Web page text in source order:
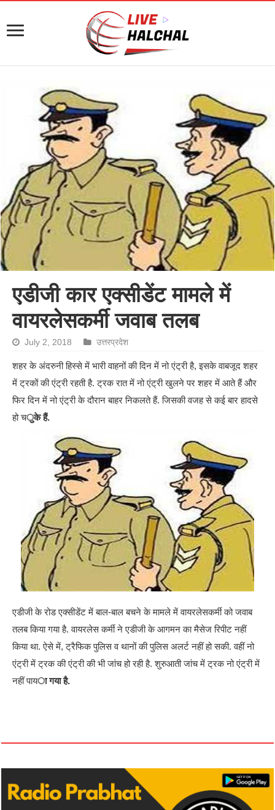
एडीजी कार एक्सीडेंट मामले में
वायरलेसकर्मी जवाब तलब
July 2, 2018 उत्तरप्रदेश
शहर के अंदरुनी हिस्से में भारी वाहनों की दिन में नो एंट्री है, इसके वाबजूद शहर
में ट्रकों की एंट्री रहती है. ट्रक रात में नो एंट्री खुलने पर शहर में आते हैं और
फिर दिन में नो एंट्री के दौरान बाहर निकलते हैं. जिसकी वजह से कई बार हादसे
हो चुके हैं.
एडीजी के रोड एक्सीडेंट में बाल-बाल बचने के मामले में वायरलेसकर्मी को जवाब
तलब किया गया है. वायरलेस कर्मी ने एडीजी के आगमन का मैसेज रिपीट नहीं
किया था. ऐसे में, ट्रैफिक पुलिस व थानों की पुलिस अलर्ट नहीं हो सकी. वहीं नो
एंट्री में ट्रक की एंट्री की भी जांच हो रही है. शुरुआती जांच में ट्रक नो एंट्री में
नहीं पाया गया है.